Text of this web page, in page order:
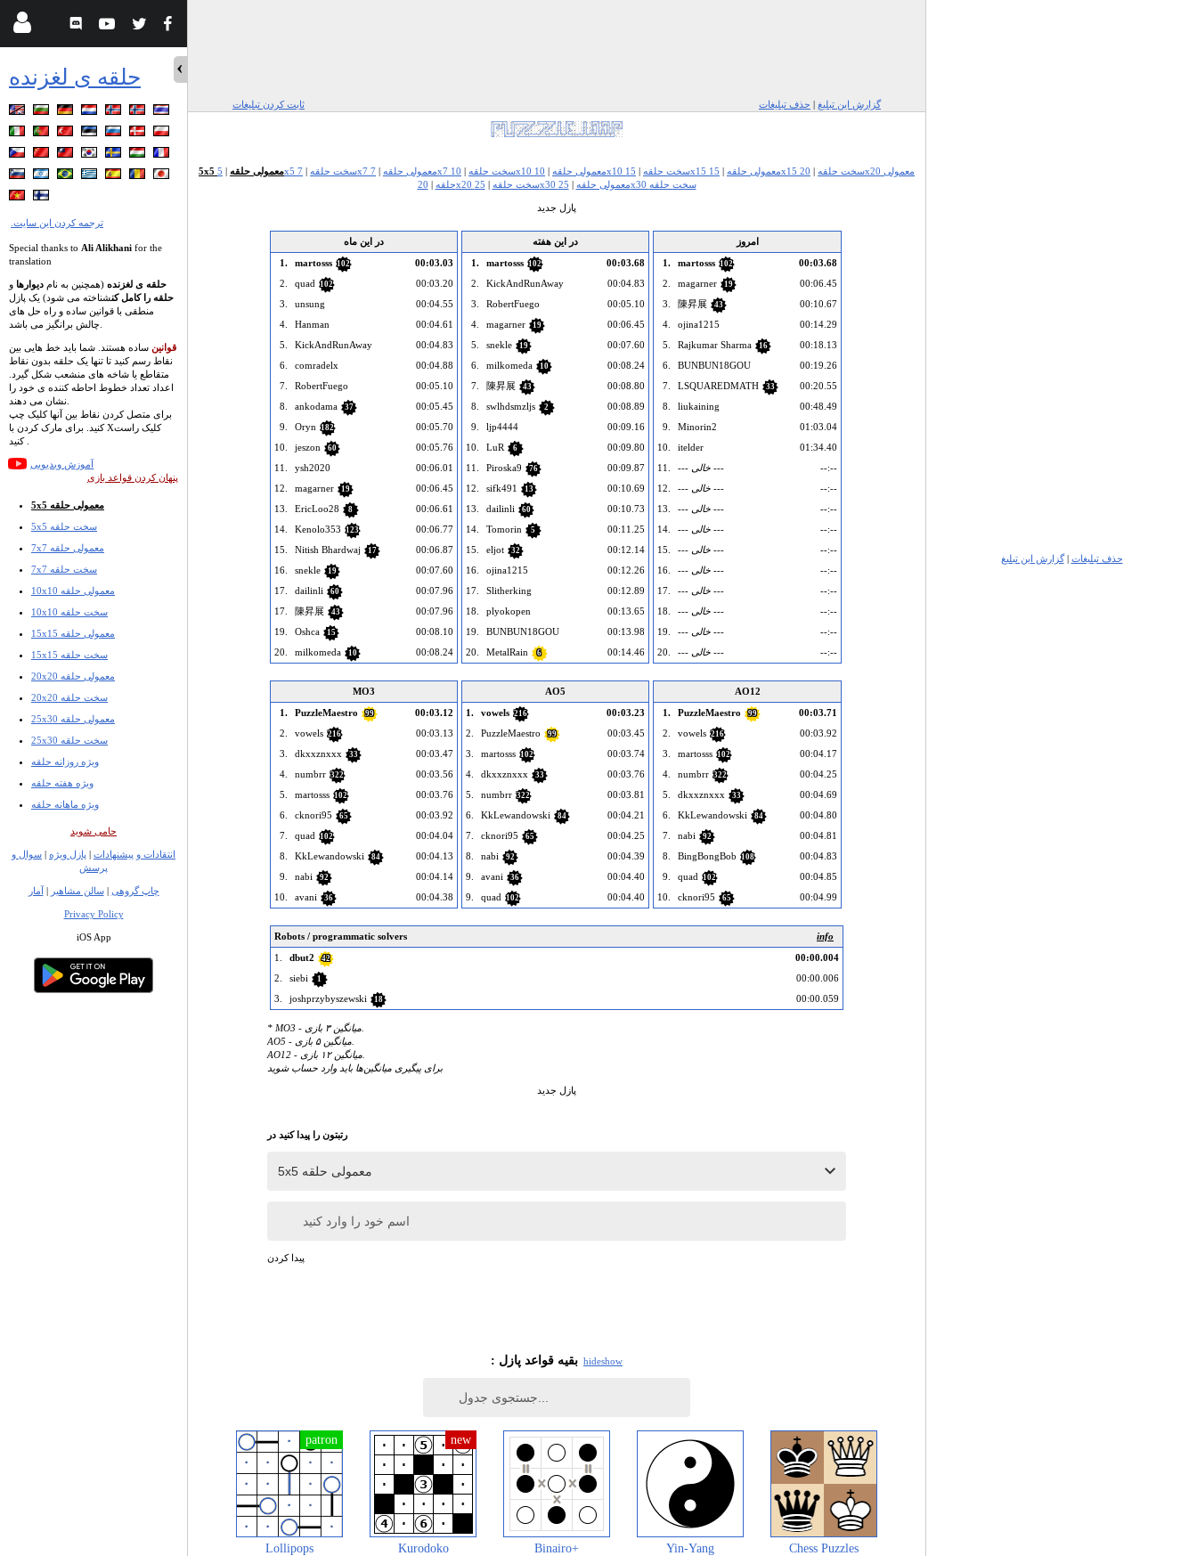
حلقه ی لغزنده
.ترجمه کردن این سایت
Special thanks to Ali Alikhani for the
translation
حلقه ی لغزنده (همچنین به نام دیوارها و
حلقه را کامل کنشناخته می شود) یک پازل
منطقی با قوانین ساده و راه حل های
قوانین ساده هستند. شما باید خط هایی بین
نقاط رسم کنید تا تنها یک حلقه بدون نقاط
متقاطع یا شاخه های منشعب شکل گیرد.
اعداد تعداد خطوط احاطه کننده ی خود را
برای متصل کردن نقاط بین آنها کلیک چپ
کنید. برای مارک کردن با Xکلیک راست
کنید .
آموزش ویدیویی
پنهان کردن قواعد بازی
5x5 معمولی حلقه
5x5 سخت حلقه
7x7 معمولی حلقه
7x7 سخت حلقه
10x10 معمولی حلقه
10x10 سخت حلقه
15x15 معمولی حلقه
15x15 سخت حلقه
20x20 معمولی حلقه
20x20 سخت حلقه
25x30 معمولی حلقه
25x30 سخت حلقه
ویژه روزانه حلقه
ویژه هفته حلقه
ویژه ماهانه حلقه
حامی شوید
انتقادات و پیشنهادات | پازل ویژه | سوال و
پرسش
چاپ گروهی |سالن مشاهیر |آمار
Privacy Policy
iOS App
ثابت کردن تبلیغات حذف تبلیغات | گزارش این تبلیغ
5x5 معمولی حلقه | 5x5 سخت حلقه | 7x7 معمولی حلقه | 7x7 سخت حلقه | 10x10 معمولی حلقه | 10x10 سخت حلقه | 15x15 معمولی حلقه | 15x15 سخت حلقه | 20x20 معمولی
حلقه | 20x20 سخت حلقه | 25x30 معمولی حلقه | 25x30 سخت حلقه
پازل جدید
در این ماه
1.
martosss 102
00:03.03
2.
quad 102
00:03.20
3.
unsung
00:04.55
4.
Hanman
00:04.61
5.
KickAndRunAway
00:04.83
6.
comradelx
00:04.88
7.
RobertFuego
00:05.10
8.
ankodama 37
00:05.45
9.
Oryn 182
00:05.70
10.
jeszon 60
00:05.76
11.
ysh2020
00:06.01
12.
magarner 19
00:06.45
13.
EricLoo28 8
00:06.61
14.
Kenolo353 123
00:06.77
15.
Nitish Bhardwaj 17
00:06.87
16.
snekle 19
00:07.60
17.
dailinli 60
00:07.96
17.
陳昇展 43
00:07.96
19.
Oshca 15
00:08.10
20.
milkomeda 10 00:08.24
در این هفته
1.
martosss 102
00:03.68
2.
KickAndRunAway
00:04.83
3.
RobertFuego
00:05.10
4.
magarner 19
00:06.45
5.
snekle 19
00:07.60
6.
milkomeda 10
00:08.24
7.
陳昇展 43
00:08.80
8.
swlhdsmzljs 2
00:08.89
9.
ljp4444
00:09.16
10.
LuR 6
00:09.80
11.
Piroska9 76
00:09.87
12.
sifk491 13
00:10.69
13.
dailinli 60
00:10.73
14.
Tomorin 5
00:11.25
15.
eljot 32
00:12.14
16.
ojina1215
00:12.26
17.
Slitherking
00:12.89
18.
plyokopen
00:13.65
19.
BUNBUN18GOU
00:13.98
20.
MetalRain 6 00:14.46
امروز
1.
martosss 102
00:03.68
2.
magarner 19
00:06.45
3.
陳昇展 43
00:10.67
4.
ojina1215
00:14.29
5.
Rajkumar Sharma 16
00:18.13
6.
BUNBUN18GOU
00:19.26
7.
LSQUAREDMATH 33
00:20.55
8.
liukaining
00:48.49
9.
Minorin2
01:03.04
10.
itelder
01:34.40
11.
--- خالی ---
--:--
12.
--- خالی ---
--:--
13.
--- خالی ---
--:--
14.
--- خالی ---
--:--
15.
--- خالی ---
--:--
16.
--- خالی ---
--:--
17.
--- خالی ---
--:--
18.
--- خالی ---
--:--
19.
--- خالی ---
--:--
20.
--- خالی --- --:--
MO3
1.
PuzzleMaestro 99
00:03.12
2.
vowels 216
00:03.13
3.
dkxxznxxx 33
00:03.47
4.
numbrr 322
00:03.56
5.
martosss 102
00:03.76
6.
cknori95 65
00:03.92
7.
quad 102
00:04.04
8.
KkLewandowski 84
00:04.13
9.
nabi 92
00:04.14
10.
avani 36 00:04.38
AO5
1.
vowels 216
00:03.23
2.
PuzzleMaestro 99
00:03.45
3.
martosss 102
00:03.74
4.
dkxxznxxx 33
00:03.76
5.
numbrr 322
00:03.81
6.
KkLewandowski 84
00:04.21
7.
cknori95 65
00:04.25
8.
nabi 92
00:04.39
9.
avani 36
00:04.40
9.
quad 102 00:04.40
AO12
1.
PuzzleMaestro 99
00:03.71
2.
vowels 216
00:03.92
3.
martosss 102
00:04.17
4.
numbrr 322
00:04.25
5.
dkxxznxxx 33
00:04.69
6.
KkLewandowski 84
00:04.80
7.
nabi 92
00:04.81
8.
BingBongBob 108
00:04.83
9.
quad 102
00:04.85
10.
cknori95 65 00:04.99
Robots / programmatic solvers
info
1.
dbut2 42
00:00.004
2.
siebi 1
00:00.006
3.
joshprzybyszewski 18 00:00.059
برای پیگیری میانگین‌ها باید وارد حساب شوید
پازل جدید
رتبتون را پیدا کنید در
اسم خود را وارد کنید
پیدا کردن
: بقیه قواعد پازل hideshow
Lollipops Kurodoko Binairo+ Yin-Yang Chess Puzzles
حذف تبلیغات |گزارش این تبلیغ